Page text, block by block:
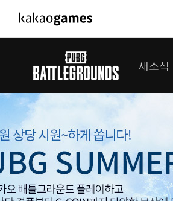
PC/모바일게임
도깨비의세계
아키에이지 워
아레스 : 라이즈 오브 가디언즈
새소식
이벤트
업데이트
대회소식